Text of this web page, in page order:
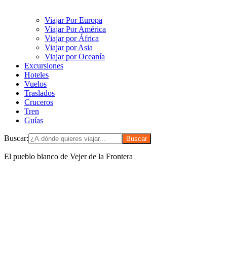
Viajar Por Europa
Viajar Por América
Viajar por África
Viajar por Asia
Viajar por Oceanía
Excursiones
Hoteles
Vuelos
Traslados
Cruceros
Tren
Guías
Buscar:
El pueblo blanco de Vejer de la Frontera